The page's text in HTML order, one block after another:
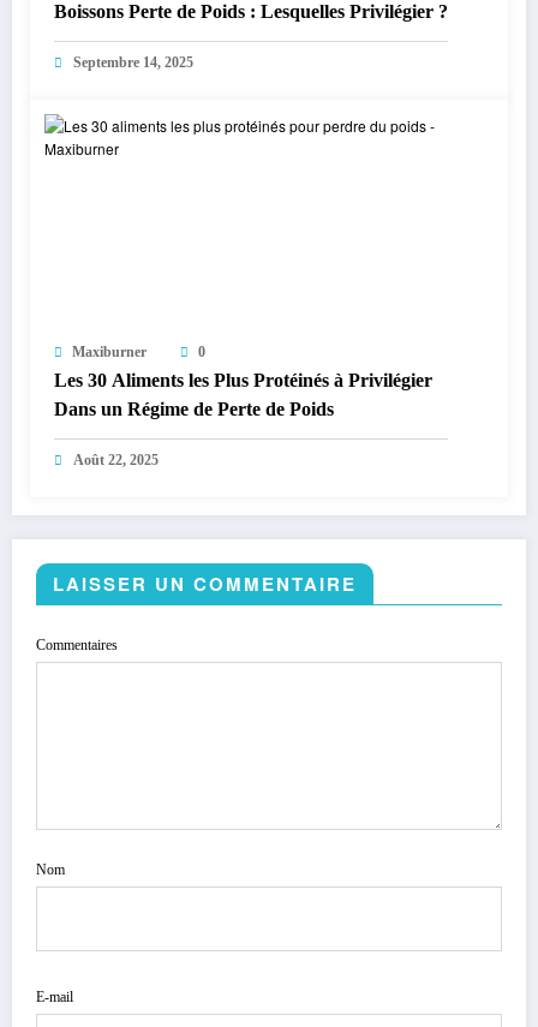
Boissons Perte de Poids : Lesquelles Privilégier ?
Septembre 14, 2025
Maxiburner 0
Les 30 Aliments les Plus Protéinés à Privilégier
Dans un Régime de Perte de Poids
Août 22, 2025
LAISSER UN COMMENTAIRE
Commentaires
Nom
E-mail